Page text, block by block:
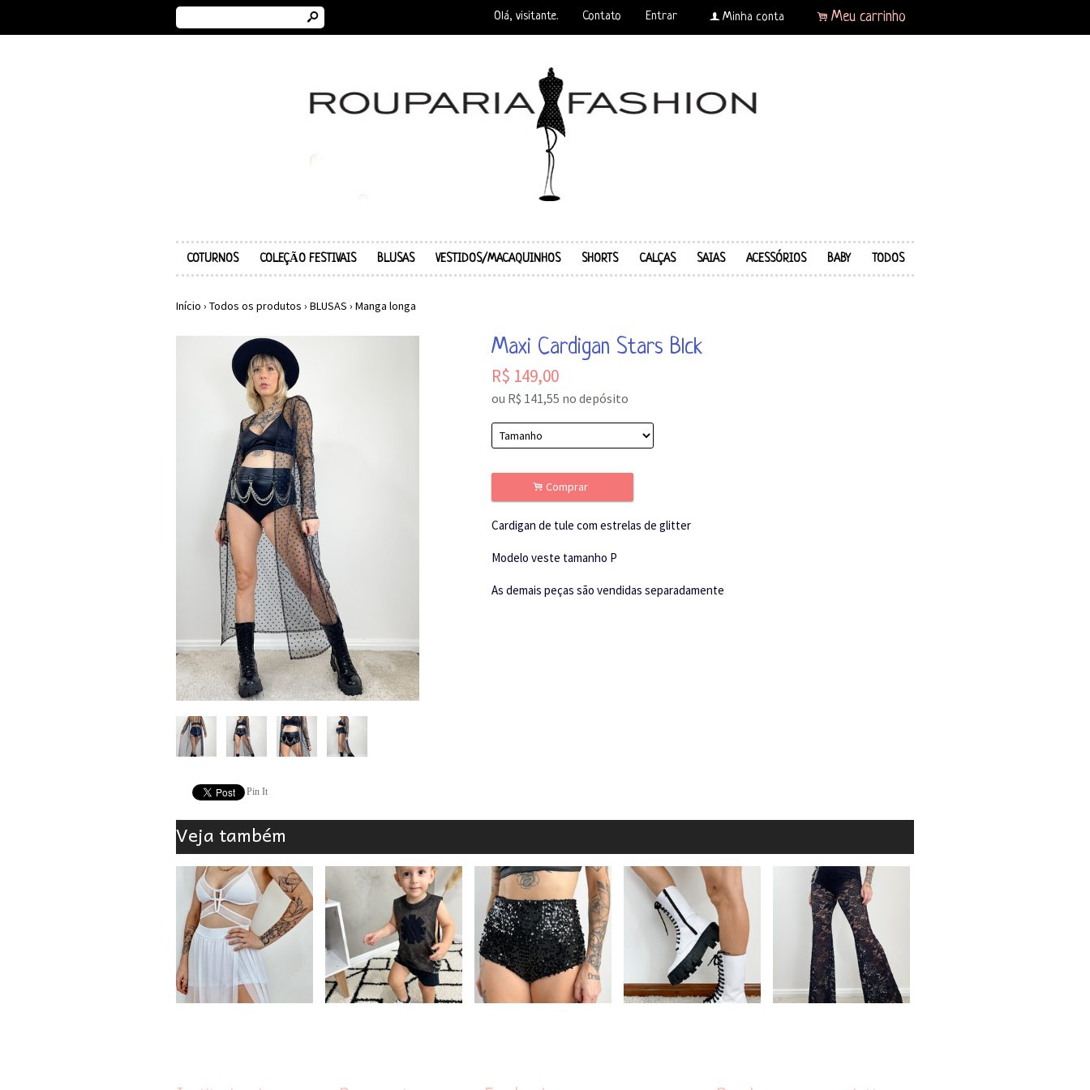
s Olá, visitante. Contato Entrar f Minha conta . Meu carrinho
COTURNOS COLEÇÃO FESTIVAIS BLUSAS VESTIDOS/MACAQUINHOS SHORTS CALÇAS SAIAS ACESSÓRIOS BABY TODOS
Início › Todos os produtos › BLUSAS › Manga longa
Pin It
Maxi Cardigan Stars Blck
R$ 149,00
ou R$ 141,55 no depósito
. Comprar
Cardigan de tule com estrelas de glitter
Modelo veste tamanho P
As demais peças são vendidas separadamente
Veja também